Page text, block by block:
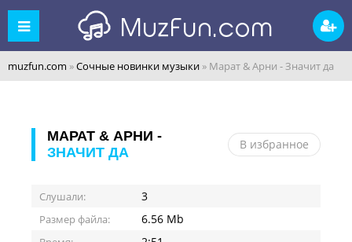
muzfun.com »Сочные новинки музыки » Марат & Арни - Значит да
МАРАТ & АРНИ -
ЗНАЧИТ ДА
В избранное
Слушали: 3
Размер файла: 6.56 Mb